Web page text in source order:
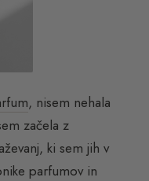
, nisem nehala
začela z
ki sem jih v
parfumov in